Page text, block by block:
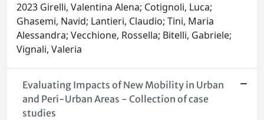
2023 Girelli, Valentina Alena; Cotignoli, Luca;
Ghasemi, Navid; Lantieri, Claudio; Tini, Maria
Alessandra; Vecchione, Rossella; Bitelli, Gabriele;
Vignali, Valeria
Evaluating Impacts of New Mobility in Urban
and Peri-Urban Areas - Collection of case
studies